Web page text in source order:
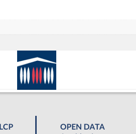
LCP
OPEN DATA